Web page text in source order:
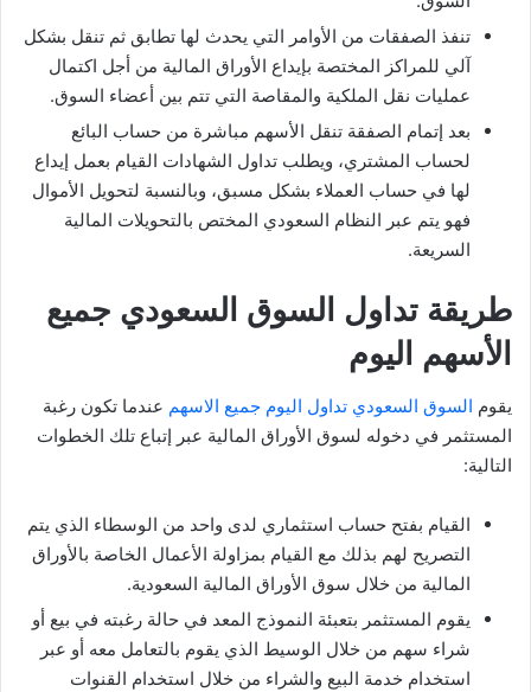
تنفذ الصفقات من الأوامر التي يحدث لها تطابق ثم تنقل بشكل
آلي للمراكز المختصة بإيداع الأوراق المالية من أجل اكتمال
عمليات نقل الملكية والمقاصة التي تتم بين أعضاء السوق.
بعد إتمام الصفقة تنقل الأسهم مباشرة من حساب البائع
لحساب المشتري، ويطلب تداول الشهادات القيام بعمل إيداع
لها في حساب العملاء بشكل مسبق، وبالنسبة لتحويل الأموال
فهو يتم عبر النظام السعودي المختص بالتحويلات المالية
السريعة.
طريقة تداول السوق السعودي جميع
الأسهم اليوم
يقوم السوق السعودي تداول اليوم جميع الاسهم عندما تكون رغبة
المستثمر في دخوله لسوق الأوراق المالية عبر إتباع تلك الخطوات
التالية:
القيام بفتح حساب استثماري لدى واحد من الوسطاء الذي يتم
التصريح لهم بذلك مع القيام بمزاولة الأعمال الخاصة بالأوراق
المالية من خلال سوق الأوراق المالية السعودية.
يقوم المستثمر بتعبئة النموذج المعد في حالة رغبته في بيع أو
شراء سهم من خلال الوسيط الذي يقوم بالتعامل معه أو عبر
استخدام خدمة البيع والشراء من خلال استخدام القنوات